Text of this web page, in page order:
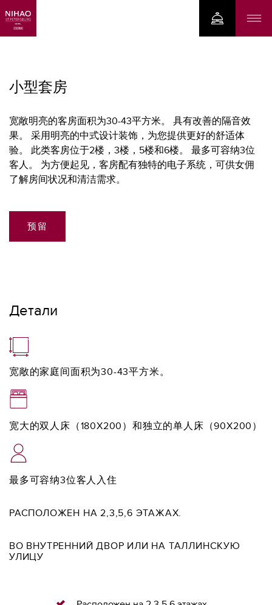
小型套房
宽敞明亮的客房面积为30-43平方米。 具有改善的隔音效
果。 采用明亮的中式设计装饰，为您提供更好的舒适体
验。 此类客房位于2楼，3楼，5楼和6楼。 最多可容纳3位
客人。 为方便起见，客房配有独特的电子系统，可供女佣
了解房间状况和清洁需求。
预留
Детали
宽敞的家庭间面积为30-43平方米。
宽大的双人床（180X200）和独立的单人床（90X200）
最多可容纳3位客人入住
РАСПОЛОЖЕН НА 2,3,5,6 ЭТАЖАХ.
ВО ВНУТРЕННИЙ ДВОР ИЛИ НА ТАЛЛИНСКУЮ
УЛИЦУ